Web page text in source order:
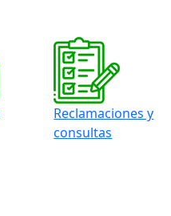
Reclamaciones y
consultas